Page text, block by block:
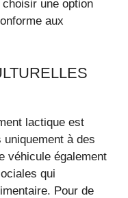
une option
aux
lactique est
à des
véhicule également
qui
Pour de